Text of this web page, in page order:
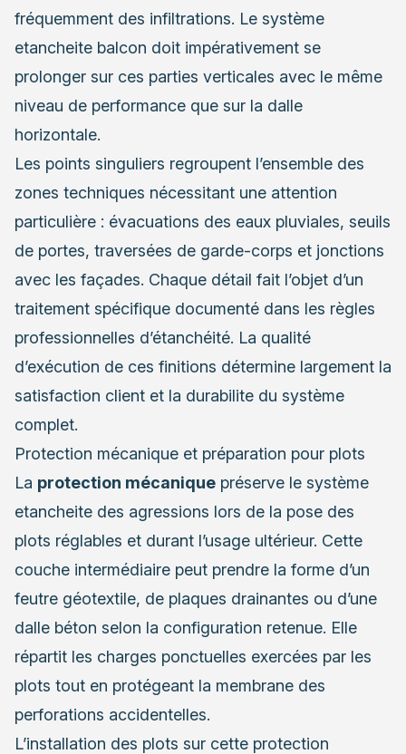
fréquemment des infiltrations. Le système
etancheite balcon doit impérativement se
prolonger sur ces parties verticales avec le même
niveau de performance que sur la dalle
horizontale.
Les points singuliers regroupent l’ensemble des
zones techniques nécessitant une attention
particulière : évacuations des eaux pluviales, seuils
de portes, traversées de garde-corps et jonctions
avec les façades. Chaque détail fait l’objet d’un
traitement spécifique documenté dans les règles
professionnelles d’étanchéité. La qualité
d’exécution de ces finitions détermine largement la
satisfaction client et la durabilite du système
complet.
Protection mécanique et préparation pour plots
La protection mécanique préserve le système
etancheite des agressions lors de la pose des
plots réglables et durant l’usage ultérieur. Cette
couche intermédiaire peut prendre la forme d’un
feutre géotextile, de plaques drainantes ou d’une
dalle béton selon la configuration retenue. Elle
répartit les charges ponctuelles exercées par les
plots tout en protégeant la membrane des
perforations accidentelles.
L’installation des plots sur cette protection